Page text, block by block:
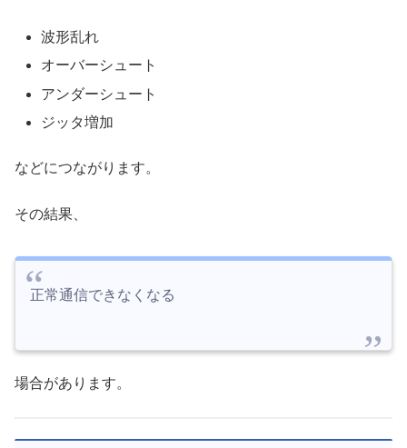
波形乱れ
オーバーシュート
アンダーシュート
ジッタ増加
などにつながります。
その結果、
正常通信できなくなる
場合があります。